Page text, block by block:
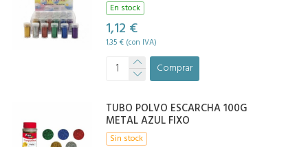
En stock
1,12 €
1,35 € (con IVA)
Comprar
TUBO POLVO ESCARCHA 100G
METAL AZUL FIXO
Sin stock